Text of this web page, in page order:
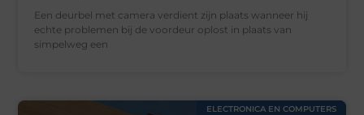
Een deurbel met camera verdient zijn plaats wanneer hij
echte problemen bij de voordeur oplost in plaats van
simpelweg een
ELECTRONICA EN COMPUTERS